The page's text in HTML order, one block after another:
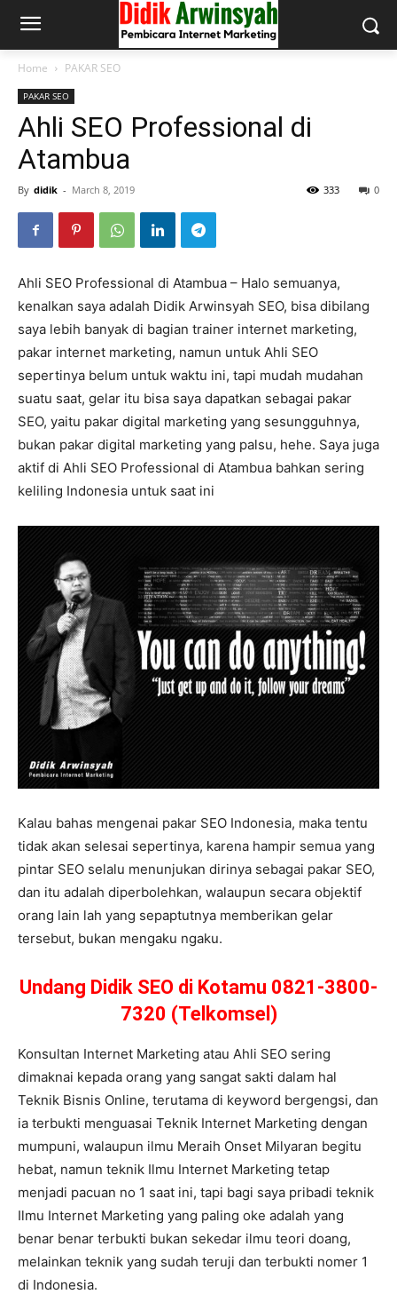
Home PAKAR SEO
PAKAR SEO
Ahli SEO Professional di
Atambua
By didik - March 8, 2019 0
333
Ahli SEO Professional di Atambua – Halo semuanya,
kenalkan saya adalah Didik Arwinsyah SEO, bisa dibilang
saya lebih banyak di bagian trainer internet marketing,
pakar internet marketing, namun untuk Ahli SEO
sepertinya belum untuk waktu ini, tapi mudah mudahan
suatu saat, gelar itu bisa saya dapatkan sebagai pakar
SEO, yaitu pakar digital marketing yang sesungguhnya,
bukan pakar digital marketing yang palsu, hehe. Saya juga
aktif di Ahli SEO Professional di Atambua bahkan sering
keliling Indonesia untuk saat ini
Kalau bahas mengenai pakar SEO Indonesia, maka tentu
tidak akan selesai sepertinya, karena hampir semua yang
pintar SEO selalu menunjukan dirinya sebagai pakar SEO,
dan itu adalah diperbolehkan, walaupun secara objektif
orang lain lah yang sepaptutnya memberikan gelar
tersebut, bukan mengaku ngaku.
Undang Didik SEO di Kotamu 0821-3800-
7320 (Telkomsel)
Konsultan Internet Marketing atau Ahli SEO sering
dimaknai kepada orang yang sangat sakti dalam hal
Teknik Bisnis Online, terutama di keyword bergengsi, dan
ia terbukti menguasai Teknik Internet Marketing dengan
mumpuni, walaupun ilmu Meraih Onset Milyaran begitu
hebat, namun teknik Ilmu Internet Marketing tetap
menjadi pacuan no 1 saat ini, tapi bagi saya pribadi teknik
Ilmu Internet Marketing yang paling oke adalah yang
benar benar terbukti bukan sekedar ilmu teori doang,
melainkan teknik yang sudah teruji dan terbukti nomer 1
di Indonesia.